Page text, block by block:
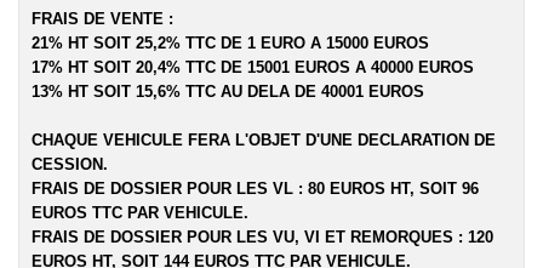
FRAIS DE VENTE :
21% HT SOIT 25,2% TTC DE 1 EURO A 15000 EUROS
17% HT SOIT 20,4% TTC DE 15001 EUROS A 40000 EUROS
13% HT SOIT 15,6% TTC AU DELA DE 40001 EUROS
CHAQUE VEHICULE FERA L'OBJET D'UNE DECLARATION DE
CESSION.
FRAIS DE DOSSIER POUR LES VL : 80 EUROS HT, SOIT 96
EUROS TTC PAR VEHICULE.
FRAIS DE DOSSIER POUR LES VU, VI ET REMORQUES : 120
EUROS HT, SOIT 144 EUROS TTC PAR VEHICULE.